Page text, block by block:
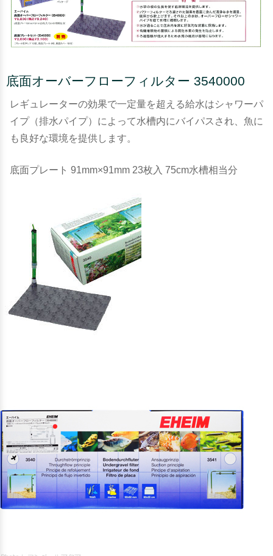
底面オーバーフローフィルター 3540000
レギュレーターの効果で一定量を超える給水はシャワーパ
イプ（排水パイプ）によって水槽内にバイパスされ、魚に
も良好な環境を提供します。
底面プレート 91mm×91mm 23枚入 75cm水槽相当分